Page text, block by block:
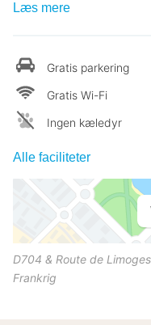
Læs mere
Gratis parkering
Gratis Wi-Fi
Ingen kæledyr
Alle faciliteter
D704 & Route de Limoges
Frankrig